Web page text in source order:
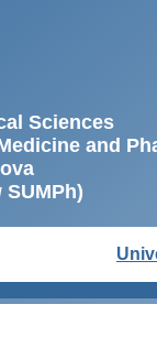
Sciences
and
SUMPh)